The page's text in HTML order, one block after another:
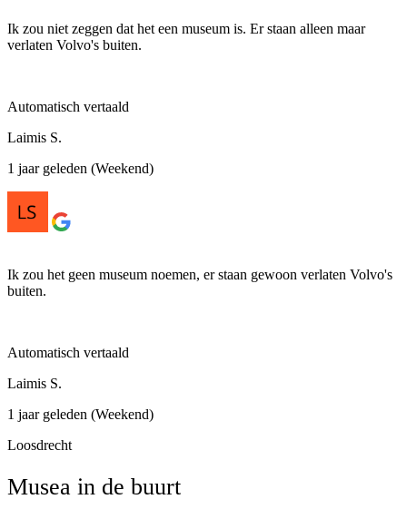
Ik zou niet zeggen dat het een museum is. Er staan ​​alleen maar
verlaten Volvo's buiten.
Automatisch vertaald
Laimis S.
1 jaar geleden (Weekend)
Ik zou het geen museum noemen, er staan ​​gewoon verlaten Volvo's
buiten.
Automatisch vertaald
Laimis S.
1 jaar geleden (Weekend)
Loosdrecht
Musea in de buurt